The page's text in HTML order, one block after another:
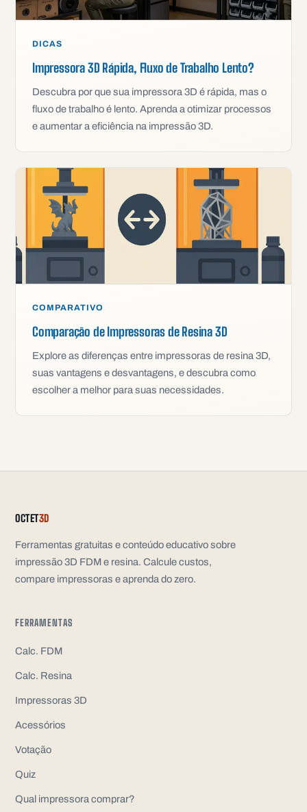
DICAS
Impressora 3D Rápida, Fluxo de Trabalho Lento?
Descubra por que sua impressora 3D é rápida, mas o
fluxo de trabalho é lento. Aprenda a otimizar processos
e aumentar a eficiência na impressão 3D.
COMPARATIVO
Comparação de Impressoras de Resina 3D
Explore as diferenças entre impressoras de resina 3D,
suas vantagens e desvantagens, e descubra como
escolher a melhor para suas necessidades.
OCTET3D
Ferramentas gratuitas e conteúdo educativo sobre
impressão 3D FDM e resina. Calcule custos,
compare impressoras e aprenda do zero.
FERRAMENTAS
Calc. FDM
Calc. Resina
Impressoras 3D
Acessórios
Votação
Quiz
Qual impressora comprar?